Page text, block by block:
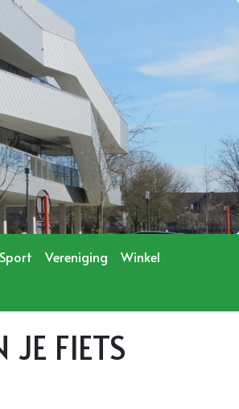
Sport Vereniging
Winkel
FIETS